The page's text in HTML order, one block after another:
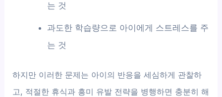
는 것
과도한 학습량으로 아이에게 스트레스를 주
는 것
하지만 이러한 문제는 아이의 반응을 세심하게 관찰하
고, 적절한 휴식과 흥미 유발 전략을 병행하면 충분히 해